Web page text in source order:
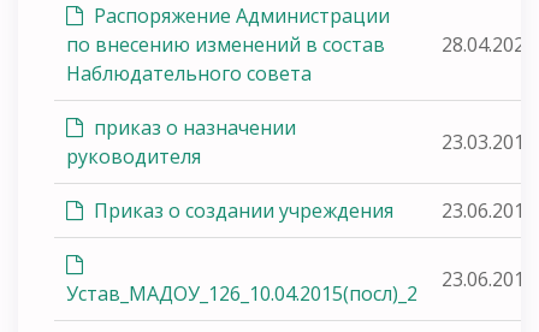
Распоряжение Администрации
по внесению изменений в состав
Наблюдательного совета
28.04.2023
приказ о назначении
руководителя
23.03.2015
Приказ о создании учреждения 23.06.2015
Устав_МАДОУ_126_10.04.2015(посл)_2
23.06.2015